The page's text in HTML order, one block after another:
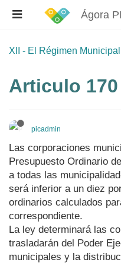
Ágora
XII - El Régimen Municipal
Articulo 170
picadmin
Las corporaciones
Presupuesto Ordinario
a todas las
será inferior a un diez
ordinarios calculados
correspondiente.
La ley determinará las
trasladarán del Poder
municipales y la